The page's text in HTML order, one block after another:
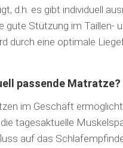
d.h. es gibt individuell
Stützung im Taillen-
durch eine optimale
passende Matratze?
im Geschäft
tagesaktuelle
auf das